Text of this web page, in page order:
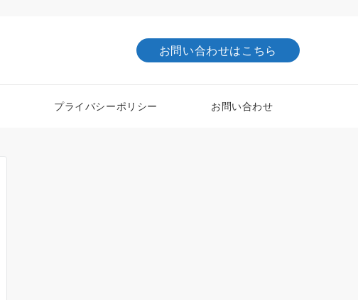
お問い合わせはこちら
プライバシーポリシー お問い合わせ